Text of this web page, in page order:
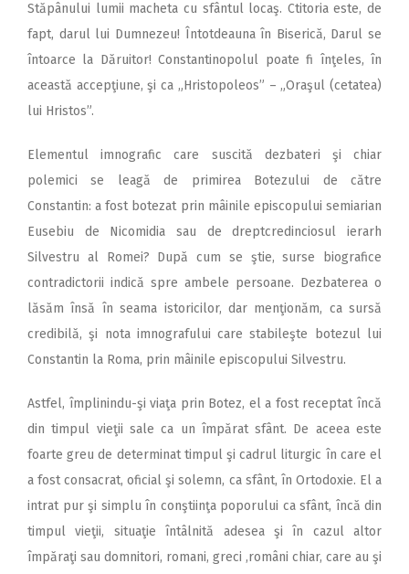
Stăpânului lumii macheta cu sfântul locaş. Ctitoria este, de
fapt, darul lui Dumnezeu! Întotdeauna în Biserică, Darul se
întoarce la Dăruitor! Constantinopolul poate fi înţeles, în
această accepţiune, şi ca „Hristopoleos” – „Oraşul (cetatea)
lui Hristos”.
Elementul imnografic care suscită dezbateri şi chiar
polemici se leagă de primirea Botezului de către
Constantin: a fost botezat prin mâinile episcopului semiarian
Eusebiu de Nicomidia sau de dreptcredinciosul ierarh
Silvestru al Romei? După cum se ştie, surse biografice
contradictorii indică spre ambele persoane. Dezbaterea o
lăsăm însă în seama istoricilor, dar menţionăm, ca sursă
credibilă, şi nota imnografului care stabileşte botezul lui
Constantin la Roma, prin mâinile episcopului Silvestru.
Astfel, împlinindu-şi viaţa prin Botez, el a fost receptat încă
din timpul vieţii sale ca un împărat sfânt. De aceea este
foarte greu de determinat timpul şi cadrul liturgic în care el
a fost consacrat, oficial şi solemn, ca sfânt, în Ortodoxie. El a
intrat pur şi simplu în conştiinţa poporului ca sfânt, încă din
timpul vieţii, situaţie întâlnită adesea şi în cazul altor
împăraţi sau domnitori, romani, greci ,români chiar, care au şi